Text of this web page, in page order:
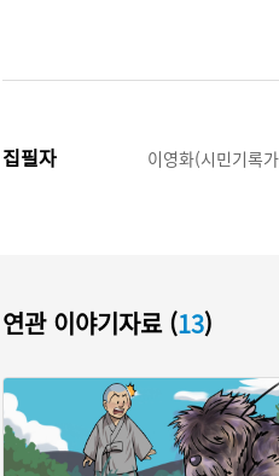
집필자 이영화(시민기록
연관 이야기자료 (13)